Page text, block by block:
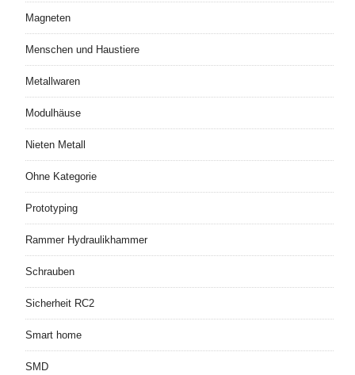
Magneten
Menschen und Haustiere
Metallwaren
Modulhäuse
Nieten Metall
Ohne Kategorie
Prototyping
Rammer Hydraulikhammer
Schrauben
Sicherheit RC2
Smart home
SMD